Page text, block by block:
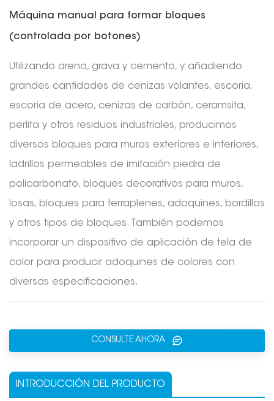
Máquina manual para formar bloques
(controlada por botones)
Utilizando arena, grava y cemento, y añadiendo
grandes cantidades de cenizas volantes, escoria,
escoria de acero, cenizas de carbón, ceramsita,
perlita y otros residuos industriales, producimos
diversos bloques para muros exteriores e interiores,
ladrillos permeables de imitación piedra de
policarbonato, bloques decorativos para muros,
losas, bloques para terraplenes, adoquines, bordillos
y otros tipos de bloques. También podemos
incorporar un dispositivo de aplicación de tela de
color para producir adoquines de colores con
diversas especificaciones.
CONSULTE AHORA
INTRODUCCIÓN DEL PRODUCTO